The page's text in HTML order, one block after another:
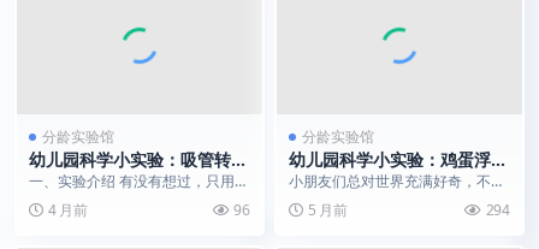
分龄实验馆
幼儿园科学小实验：吸管转动
小实验｜0 成本带娃看懂静电
排斥的秘密
一、实验介绍 有没有想过，只用两
根普通吸管、一个空瓶子，就能给
孩子上演一场 “魔...
4 月前 96
分龄实验馆
幼儿园科学小实验：鸡蛋浮沉
实验|揭开浮力与密度的秘密
小朋友们总对世界充满好奇，不如
用一杯水、一颗鸡蛋，带他们亲手
揭开浮力与密度的秘密...
5 月前 294